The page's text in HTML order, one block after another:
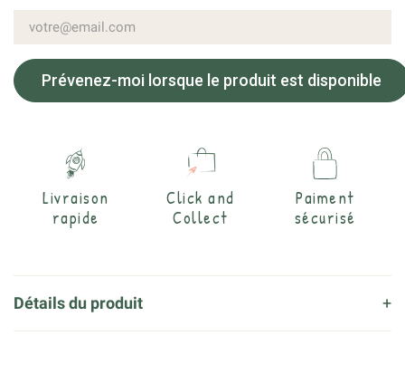
Prévenez-moi lorsque le produit est disponible
Livraison
rapide
Click and
Collect
Paiment
sécurisé
Détails du produit